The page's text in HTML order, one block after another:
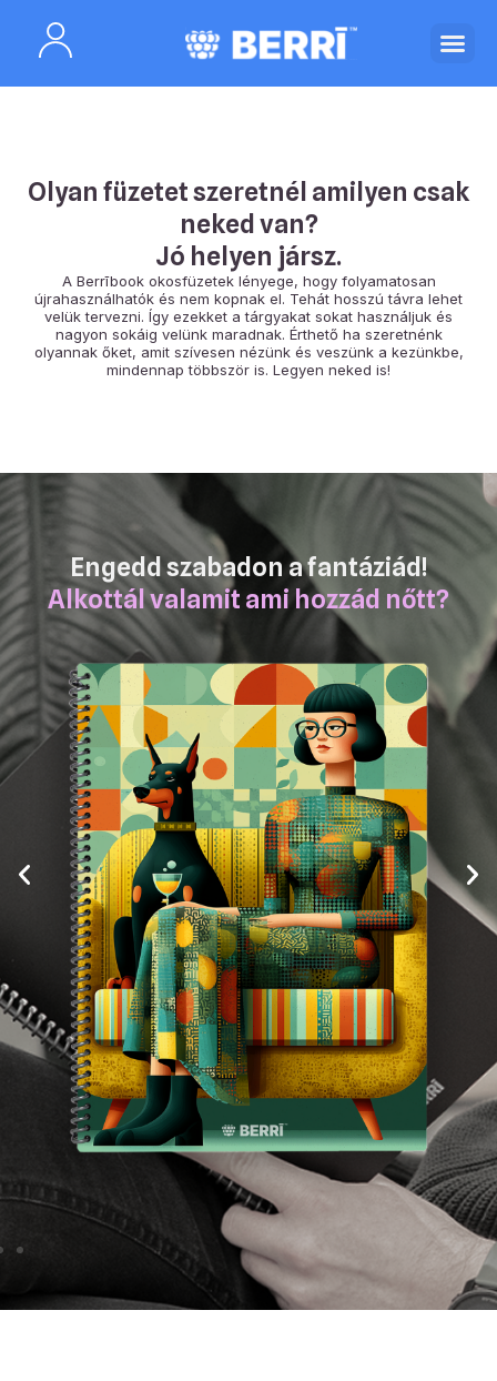
Olyan füzetet szeretnél amilyen csak
neked van?
Jó helyen jársz.
A Berrībook okosfüzetek lényege, hogy folyamatosan
újrahasználhatók és nem kopnak el. Tehát hosszú távra lehet
velük tervezni. Így ezekket a tárgyakat sokat használjuk és
nagyon sokáig velünk maradnak. Érthető ha szeretnénk
olyannak őket, amit szívesen nézünk és veszünk a kezünkbe,
mindennap többször is. Legyen neked is!
Engedd szabadon a fantáziád!
Alkottál valamit ami hozzád nőtt?